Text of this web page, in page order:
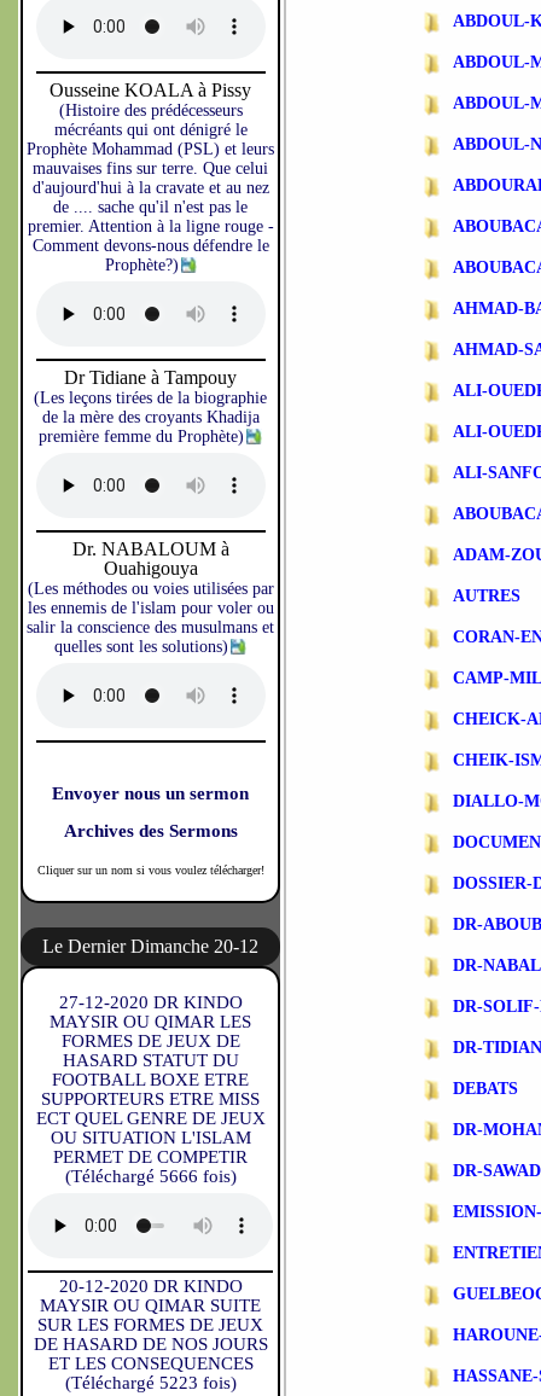
Ousseine KOALA à Pissy
(Histoire des prédécesseurs
mécréants qui ont dénigré le
Prophète Mohammad (PSL) et leurs
mauvaises fins sur terre. Que celui
d'aujourd'hui à la cravate et au nez
de .... sache qu'il n'est pas le
premier. Attention à la ligne rouge -
Comment devons-nous défendre le
Prophète?)
Dr Tidiane à Tampouy
(Les leçons tirées de la biographie
de la mère des croyants Khadija
première femme du Prophète)
Dr. NABALOUM à
Ouahigouya
(Les méthodes ou voies utilisées par
les ennemis de l'islam pour voler ou
salir la conscience des musulmans et
quelles sont les solutions)
Envoyer nous un sermon
Archives des Sermons
Cliquer sur un nom si vous voulez télécharger!
Le Dernier Dimanche 20-12
27-12-2020 DR KINDO
MAYSIR OU QIMAR LES
FORMES DE JEUX DE
HASARD STATUT DU
FOOTBALL BOXE ETRE
SUPPORTEURS ETRE MISS
ECT QUEL GENRE DE JEUX
OU SITUATION L'ISLAM
PERMET DE COMPETIR
(Téléchargé 5666 fois)
20-12-2020 DR KINDO
MAYSIR OU QIMAR SUITE
SUR LES FORMES DE JEUX
DE HASARD DE NOS JOURS
ET LES CONSEQUENCES
(Téléchargé 5223 fois)
ABDOUL-
ABDOUL-
ABDOUL-
ABDOUL-
AHMAD-
AHMAD-
ALI-
ALI-
ALI-
ADAM-
AUTRES
CORAN-
CAMP-
CHEICK-
CHEIK-
DIALLO-
DOSSIER-
DR-
DR-
DR-
DR-
DEBATS
DR-
DR-